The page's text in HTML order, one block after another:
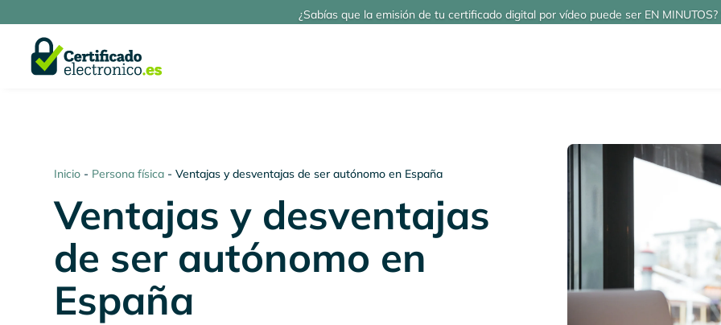
¿Sabías que la emisión de tu certificado digital por vídeo puede ser EN
Inicio - Persona física -Ventajas y desventajas de ser autónomo en España
Ventajas y desventajas
de ser autónomo en
España